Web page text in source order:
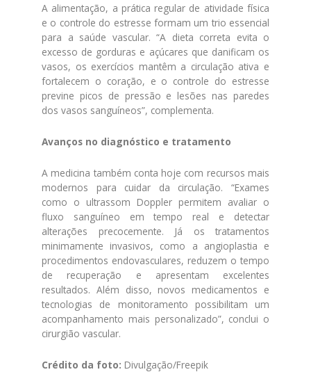
A alimentação, a prática regular de atividade física
e o controle do estresse formam um trio essencial
para a saúde vascular. “A dieta correta evita o
excesso de gorduras e açúcares que danificam os
vasos, os exercícios mantêm a circulação ativa e
fortalecem o coração, e o controle do estresse
previne picos de pressão e lesões nas paredes
dos vasos sanguíneos”, complementa.
Avanços no diagnóstico e tratamento
A medicina também conta hoje com recursos mais
modernos para cuidar da circulação. “Exames
como o ultrassom Doppler permitem avaliar o
fluxo sanguíneo em tempo real e detectar
alterações precocemente. Já os tratamentos
minimamente invasivos, como a angioplastia e
procedimentos endovasculares, reduzem o tempo
de recuperação e apresentam excelentes
resultados. Além disso, novos medicamentos e
tecnologias de monitoramento possibilitam um
acompanhamento mais personalizado”, conclui o
cirurgião vascular.
Crédito da foto: Divulgação/Freepik